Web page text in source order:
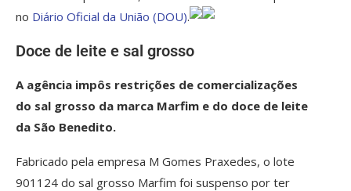
no Diário Oficial da União (DOU).
Doce de leite e sal grosso
A agência impôs restrições de comercializações
do sal grosso da marca Marfim e do doce de leite
da São Benedito.
Fabricado pela empresa M Gomes Praxedes, o lote
901124 do sal grosso Marfim foi suspenso por ter